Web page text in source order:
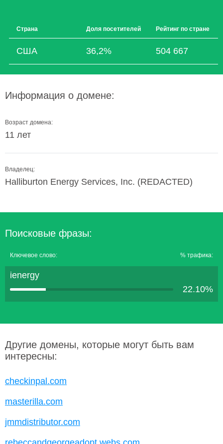
Страна Доля посетителей Рейтинг по стране
США 36,2% 504 667
Информация о домене:
Возраст домена:
11 лет
Владелец:
Halliburton Energy Services, Inc. (REDACTED)
Поисковые фразы:
Ключевое слово: % трафика:
ienergy
22.10%
Другие домены, которые могут быть вам
интересны:
checkinpal.com
masterilla.com
jmmdistributor.com